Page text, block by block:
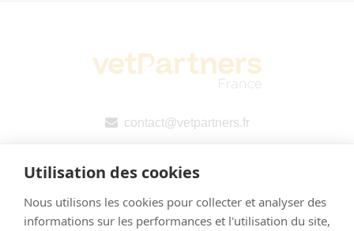
Utilisation des cookies
Nous utilisons les cookies pour collecter et analyser des
informations sur les performances et l'utilisation du site,
contact@vetpartners.fr